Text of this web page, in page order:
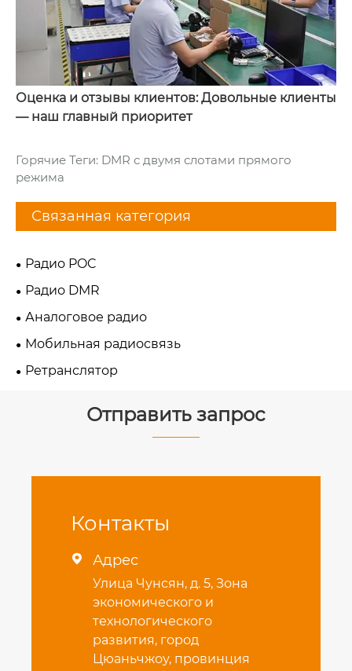
Оценка и отзывы клиентов: Довольные клиенты
— наш главный приоритет
Горячие Теги: DMR с двумя слотами прямого
режима
Связанная категория
Радио POC
Радио DMR
Аналоговое радио
Мобильная радиосвязь
Ретранслятор
Отправить запрос
Контакты
 Адрес
Улица Чунсян, д. 5, Зона
экономического и
технологического
развития, город
Цюаньчжоу, провинция